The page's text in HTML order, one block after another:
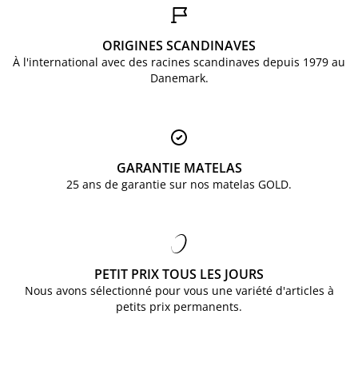
ORIGINES SCANDINAVES
À l'international avec des racines scandinaves depuis 1979 au
Danemark.
GARANTIE MATELAS
25 ans de garantie sur nos matelas GOLD.
PETIT PRIX TOUS LES JOURS
Nous avons sélectionné pour vous une variété d'articles à
petits prix permanents.